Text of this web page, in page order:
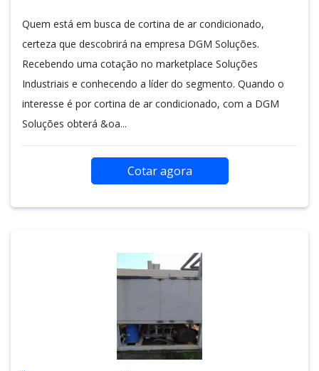
Quem está em busca de cortina de ar condicionado,
certeza que descobrirá na empresa DGM Soluções.
Recebendo uma cotação no marketplace Soluções
Industriais e conhecendo a líder do segmento. Quando o
interesse é por cortina de ar condicionado, com a DGM
Soluções obterá &oa...
Cotar agora